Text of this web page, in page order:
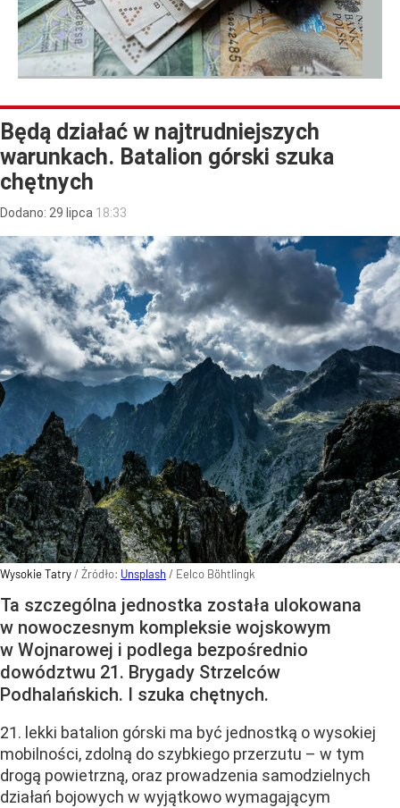
Będą działać w najtrudniejszych
warunkach. Batalion górski szuka
chętnych
Dodano: 29 lipca 18:33
Wysokie Tatry/ Źródło: Unsplash / Eelco Böhtlingk
Ta szczególna jednostka została ulokowana
w nowoczesnym kompleksie wojskowym
w Wojnarowej i podlega bezpośrednio
dowództwu 21. Brygady Strzelców
Podhalańskich. I szuka chętnych.
21. lekki batalion górski ma być jednostką o wysokiej
mobilności, zdolną do szybkiego przerzutu – w tym
drogą powietrzną, oraz prowadzenia samodzielnych
działań bojowych w wyjątkowo wymagającym